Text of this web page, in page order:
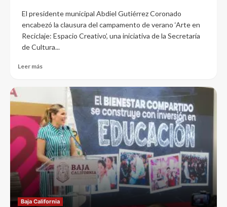
El presidente municipal Abdiel Gutiérrez Coronado
encabezó la clausura del campamento de verano ‘Arte en
Reciclaje: Espacio Creativo’, una iniciativa de la Secretaría
de Cultura...
Leer más
Baja California